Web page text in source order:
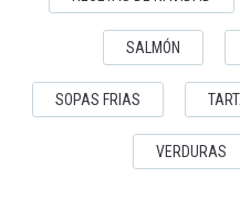
SALMÓN
SOPAS FRIAS
VERDURAS